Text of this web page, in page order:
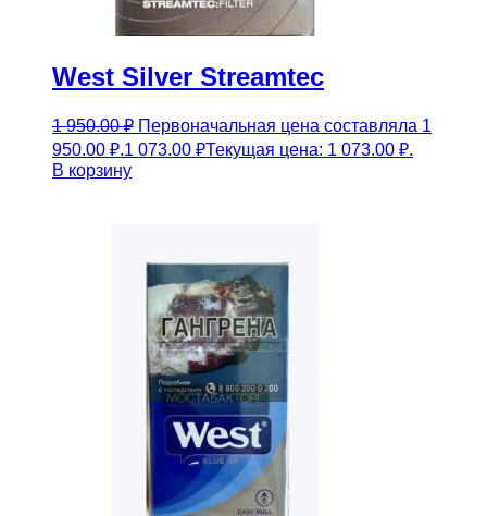
West Silver Streamtec
1 950.00₽ Первоначальная цена составляла 1
950.00 ₽.1 073.00 ₽Текущая цена: 1 073.00 ₽.
В корзину